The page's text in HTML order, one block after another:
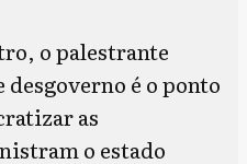
o palestrante
é o ponto
as
o estado